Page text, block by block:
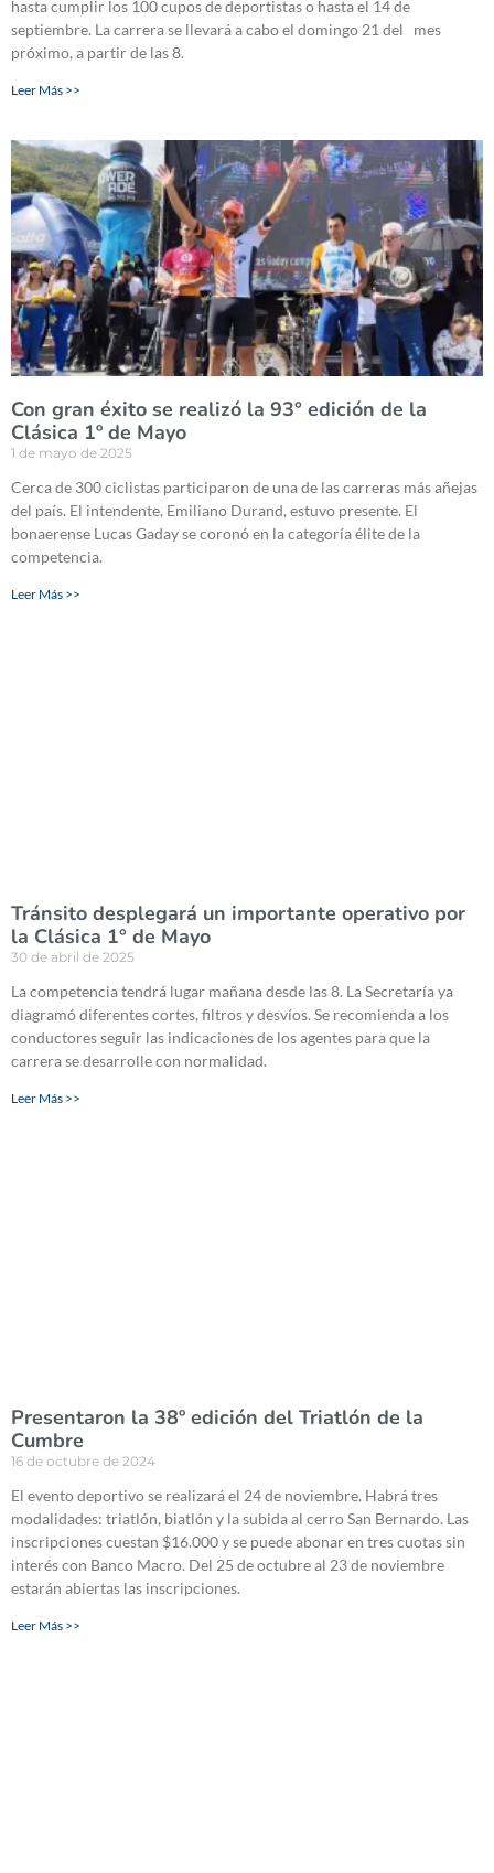
hasta cumplir los 100 cupos de deportistas o hasta el 14 de
septiembre. La carrera se llevará a cabo el domingo 21 del mes
próximo, a partir de las 8.
Leer Más >>
Con gran éxito se realizó la 93° edición de la
Clásica 1º de Mayo
1 de mayo de 2025
Cerca de 300 ciclistas participaron de una de las carreras más añejas
del país. El intendente, Emiliano Durand, estuvo presente. El
bonaerense Lucas Gaday se coronó en la categoría élite de la
competencia.
Leer Más >>
Tránsito desplegará un importante operativo por
la Clásica 1° de Mayo
30 de abril de 2025
La competencia tendrá lugar mañana desde las 8. La Secretaría ya
diagramó diferentes cortes, filtros y desvíos. Se recomienda a los
conductores seguir las indicaciones de los agentes para que la
carrera se desarrolle con normalidad.
Leer Más >>
Presentaron la 38º edición del Triatlón de la
Cumbre
16 de octubre de 2024
El evento deportivo se realizará el 24 de noviembre. Habrá tres
modalidades: triatlón, biatlón y la subida al cerro San Bernardo. Las
inscripciones cuestan $16.000 y se puede abonar en tres cuotas sin
interés con Banco Macro. Del 25 de octubre al 23 de noviembre
estarán abiertas las inscripciones.
Leer Más >>